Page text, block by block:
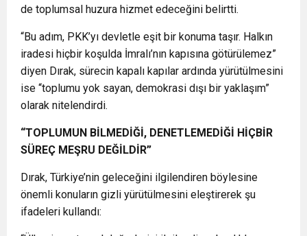
de toplumsal huzura hizmet edeceğini belirtti.
“Bu adım, PKK’yı devletle eşit bir konuma taşır. Halkın
iradesi hiçbir koşulda İmralı’nın kapısına götürülemez”
diyen Dırak, sürecin kapalı kapılar ardında yürütülmesini
ise “toplumu yok sayan, demokrasi dışı bir yaklaşım”
olarak nitelendirdi.
“TOPLUMUN BİLMEDİĞİ, DENETLEMEDİĞİ HİÇBİR
SÜREÇ MEŞRU DEĞİLDİR”
Dırak, Türkiye’nin geleceğini ilgilendiren böylesine
önemli konuların gizli yürütülmesini eleştirerek şu
ifadeleri kullandı: